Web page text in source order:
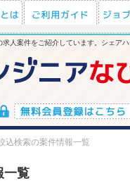
人案件をご紹介しています。シェ
込検索の案件情報一覧
一覧